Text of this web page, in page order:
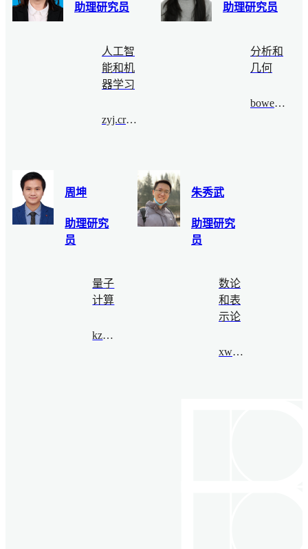
助理研究员
人工智
能和机
器学习
zyj.crypto@bimsa.cn
助理研究员
分析和
几何
bowenzhao@bimsa.cn
周坤
助理研究
员
量子
计算
kzhou@bimsa.cn
朱秀武
助理研究
员
数论
和表
示论
xwzhu@bimsa.cn